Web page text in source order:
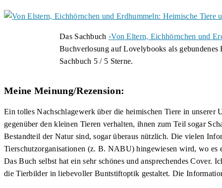
Das Sachbuch ›Von Eltern, Eichhörnchen und
Buchverlosung auf Lovelybooks als
Sachbuch 5 / 5 Sterne.
Meine Meinung/Rezension:
Ein tolles Nachschlagewerk über die heimischen Tiere in unserer
gegenüber den kleinen Tieren verhalten, ihnen zum Teil sogar
Bestandteil der Natur sind, sogar überaus nützlich. Die vielen
Tierschutzorganisationen (z. B. NABU) hingewiesen wird, wo es
Das Buch selbst hat ein sehr schönes und ansprechendes
die Tierbilder in liebevoller Buntstiftoptik gestaltet. Die